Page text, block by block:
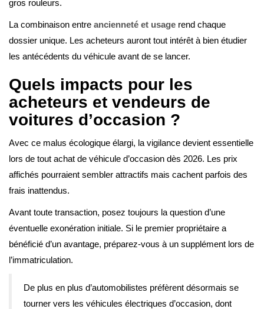
gros rouleurs.
La combinaison entre ancienneté et usage rend chaque
dossier unique. Les acheteurs auront tout intérêt à bien étudier
les antécédents du véhicule avant de se lancer.
Quels impacts pour les
acheteurs et vendeurs de
voitures d’occasion ?
Avec ce malus écologique élargi, la vigilance devient essentielle
lors de tout achat de véhicule d’occasion dès 2026. Les prix
affichés pourraient sembler attractifs mais cachent parfois des
frais inattendus.
Avant toute transaction, posez toujours la question d’une
éventuelle exonération initiale. Si le premier propriétaire a
bénéficié d’un avantage, préparez-vous à un supplément lors de
l’immatriculation.
De plus en plus d’automobilistes préfèrent désormais se
tourner vers les véhicules électriques d’occasion, dont